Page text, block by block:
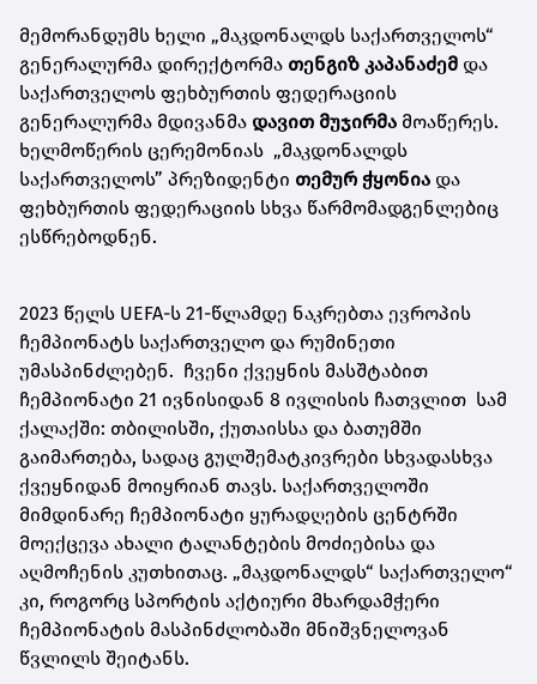
მემორანდუმს ხელი „მაკდონალდს საქართველოს“
გენერალურმა დირექტორმა თენგიზ კაპანაძემ და
საქართველოს ფეხბურთის ფედერაციის
გენერალურმა მდივანმა დავით მუჯირმა მოაწერეს.
ხელმოწერის ცერემონიას „მაკდონალდს
საქართველოს” პრეზიდენტი თემურ ჭყონია და
ფეხბურთის ფედერაციის სხვა წარმომადგენლებიც
ესწრებოდნენ.
2023 წელს UEFA-ს 21-წლამდე ნაკრებთა ევროპის
ჩემპიონატს საქართველო და რუმინეთი
უმასპინძლებენ. ჩვენი ქვეყნის მასშტაბით
ჩემპიონატი 21 ივნისიდან 8 ივლისის ჩათვლით სამ
ქალაქში: თბილისში, ქუთაისსა და ბათუმში
გაიმართება, სადაც გულშემატკივრები სხვადასხვა
ქვეყნიდან მოიყრიან თავს. საქართველოში
მიმდინარე ჩემპიონატი ყურადღების ცენტრში
მოექცევა ახალი ტალანტების მოძიებისა და
აღმოჩენის კუთხითაც. „მაკდონალდს“ საქართველო“
კი, როგორც სპორტის აქტიური მხარდამჭერი
ჩემპიონატის მასპინძლობაში მნიშვნელოვან
წვლილს შეიტანს.